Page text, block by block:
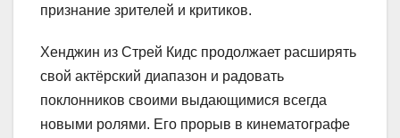
признание зрителей и критиков.
Хенджин из Стрей Кидс продолжает расширять
свой актёрский диапазон и радовать
поклонников своими выдающимися всегда
новыми ролями. Его прорыв в кинематографе